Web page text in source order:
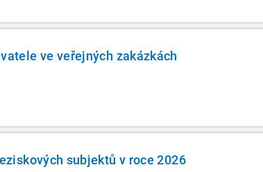
ve veřejných zakázkách
subjektů v roce 2026